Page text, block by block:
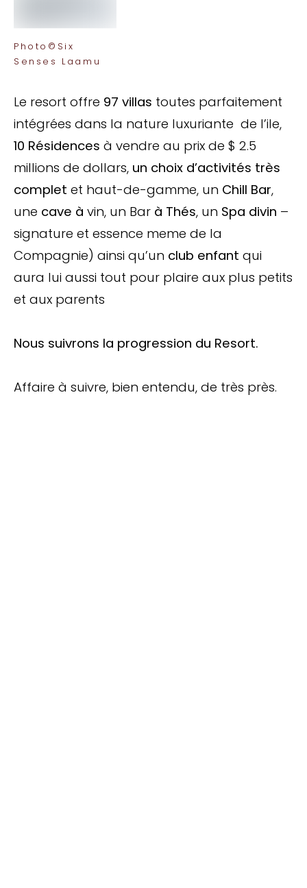
Photo©Six
Senses Laamu
Le resort offre 97 villas toutes parfaitement
intégrées dans la nature luxuriante de l’ile,
10 Résidences à vendre au prix de $ 2.5
millions de dollars, un choix d’activités très
complet et haut-de-gamme, un Chill Bar,
une cave à vin, un Bar à Thés, un Spa divin –
signature et essence meme de la
Compagnie) ainsi qu’un club enfant qui
aura lui aussi tout pour plaire aux plus petits
et aux parents
Nous suivrons la progression du Resort.
Affaire à suivre, bien entendu, de très près.